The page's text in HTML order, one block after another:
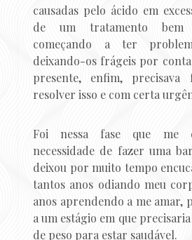
causadas pelo ácido em
de um tratamento bem
começando a ter
deixando-os frágeis por
presente, enfim,
resolver isso e com certa
Foi nessa fase que me
necessidade de fazer uma
deixou por muito tempo
tantos anos odiando meu
anos aprendendo a me amar,
a um estágio em que
de peso para estar saudável.